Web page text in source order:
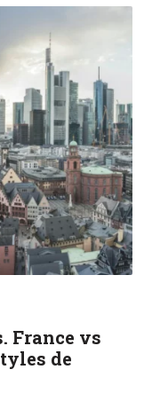
France vs
de